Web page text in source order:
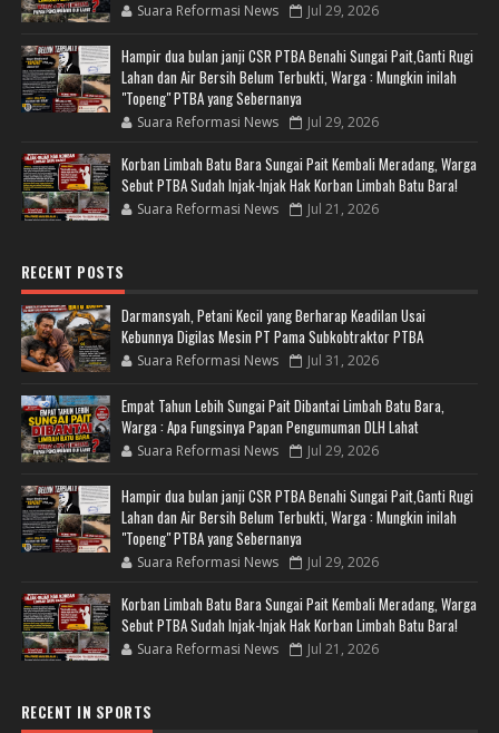
Suara Reformasi News Jul 29, 2026
Hampir dua bulan janji CSR PTBA Benahi Sungai Pait,Ganti Rugi
Lahan dan Air Bersih Belum Terbukti, Warga : Mungkin inilah
"Topeng" PTBA yang Sebernanya
Suara Reformasi News Jul 29, 2026
Korban Limbah Batu Bara Sungai Pait Kembali Meradang, Warga
Sebut PTBA Sudah Injak-Injak Hak Korban Limbah Batu Bara!
Suara Reformasi News Jul 21, 2026
RECENT POSTS
Darmansyah, Petani Kecil yang Berharap Keadilan Usai
Kebunnya Digilas Mesin PT Pama Subkobtraktor PTBA
Suara Reformasi News Jul 31, 2026
Empat Tahun Lebih Sungai Pait Dibantai Limbah Batu Bara,
Warga : Apa Fungsinya Papan Pengumuman DLH Lahat
Suara Reformasi News Jul 29, 2026
Hampir dua bulan janji CSR PTBA Benahi Sungai Pait,Ganti Rugi
Lahan dan Air Bersih Belum Terbukti, Warga : Mungkin inilah
"Topeng" PTBA yang Sebernanya
Suara Reformasi News Jul 29, 2026
Korban Limbah Batu Bara Sungai Pait Kembali Meradang, Warga
Sebut PTBA Sudah Injak-Injak Hak Korban Limbah Batu Bara!
Suara Reformasi News Jul 21, 2026
RECENT IN SPORTS